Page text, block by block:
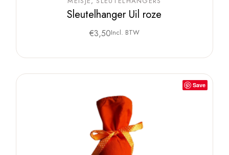
Sleutelhanger Uil roze
€3,50Incl. BTW
Save